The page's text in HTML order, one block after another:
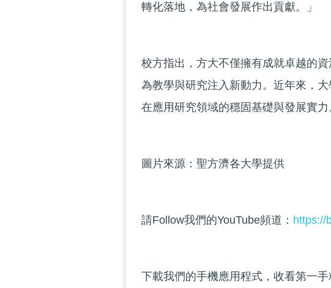
轉化落地，為社會發展作出貢獻。」
校方指出，方大不僅擁有成就卓越的
為教學與研究注入新動力。近年來，
在應用研究領域的穩固基礎與發展實力
圖片來源：聖方濟各大學提供
請Follow我們的YouTube頻道： https://
下載我們的手機應用程式，收看第一手